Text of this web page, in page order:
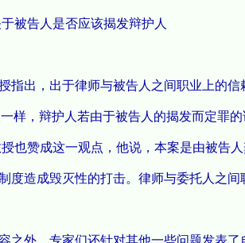
告人是否应该揭发辩护人
出，出于律师与被告人之间职业上的信
样，辩护人若由于被告人的揭发而定罪
赞成这一观点，他说，本案是由被告人
度造成毁灭性的打击。律师与委托人之
外，专家们还针对其他一些问题发表了